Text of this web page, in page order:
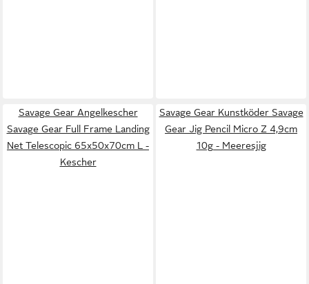
Savage Gear Angelkescher
Savage Gear Full Frame Landing
Net Telescopic 65x50x70cm L -
Kescher
Savage Gear Kunstköder Savage
Gear Jig Pencil Micro Z 4,9cm
10g - Meeresjig